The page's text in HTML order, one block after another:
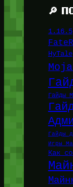
🔎
1.16.5
HyTale
Гайды
Гайды
Игры
Как